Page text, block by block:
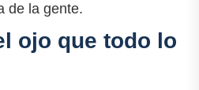
de la gente.
ojo que todo lo